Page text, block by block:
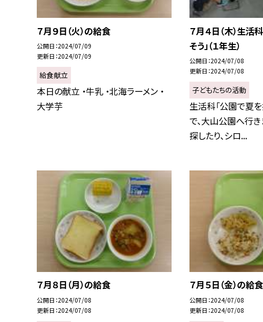
７月９日（火）の給食
公開日 2024/07/09
更新日 2024/07/09
給食献立
本日の献立 ・牛乳 ・北海ラーメン ・
大学芋
７月４日（木）生活
そう」（１年生）
公開日 2024/07/08
更新日 2024/07/08
子どもたちの活動
生活科「公園で夏
で、大山公園へ行き
探したり、シロ...
７月８日（月）の給食
公開日 2024/07/08
更新日 2024/07/08
７月５日（金）の給食
公開日 2024/07/08
更新日 2024/07/08